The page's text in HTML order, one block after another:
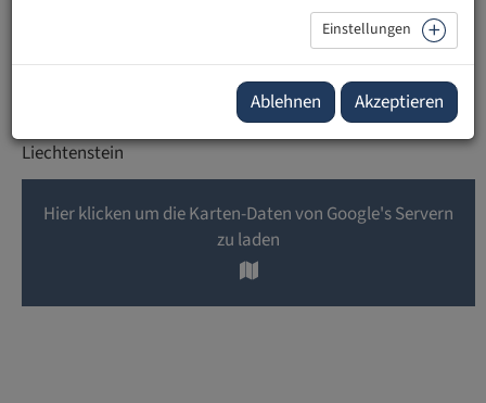
Private Universität im Fürstentum Liechtenstein (UFL)
Liechtenstein
Hier klicken um die Karten-Daten von Google's Servern
zu laden
Einstellungen
Ablehnen Akzeptieren